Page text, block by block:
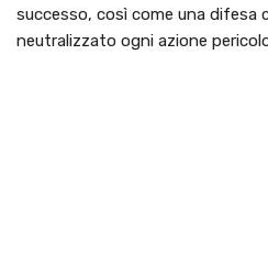
successo, così come una difesa
neutralizzato ogni azione